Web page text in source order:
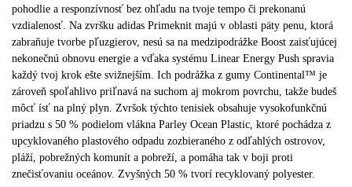
pohodlie a responzívnosť bez ohľadu na tvoje tempo či prekonanú
vzdialenosť. Na zvršku adidas Primeknit majú v oblasti päty penu, ktorá
zabraňuje tvorbe pľuzgierov, nesú sa na medzipodrážke Boost zaisťujúcej
nekonečnú obnovu energie a vďaka systému Linear Energy Push spravia
každý tvoj krok ešte svižnejším. Ich podrážka z gumy Continental™ je
zároveň spoľahlivo priľnavá na suchom aj mokrom povrchu, takže budeš
môcť ísť na plný plyn. Zvršok týchto tenisiek obsahuje vysokofunkčnú
priadzu s 50 % podielom vlákna Parley Ocean Plastic, ktoré pochádza z
upcyklovaného plastového odpadu zozbieraného z odľahlých ostrovov,
pláží, pobrežných komunít a pobreží, a pomáha tak v boji proti
znečisťovaniu oceánov. Zvyšných 50 % tvorí recyklovaný polyester.